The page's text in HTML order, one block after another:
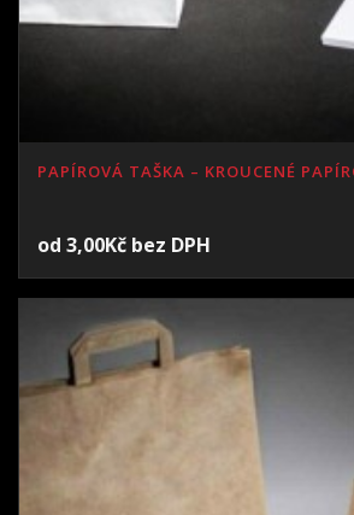
PAPÍROVÁ TAŠKA – KROUCENÉ
od 3,00Kč bez DPH